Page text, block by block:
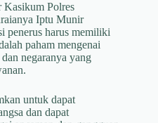
Kasikum Polres
Iptu Munir
penerus harus memiliki
paham mengenai
negaranya yang
untuk dapat
dan dapat